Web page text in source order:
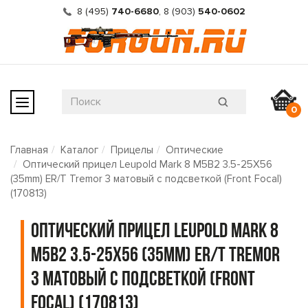
8 (495) 740-6680, 8 (903) 540-0602
0
Главная Каталог Прицелы
Оптические
Оптический прицел Leupold Mark 8 M5B2 3.5-25X56
(35mm) ER/T Tremor 3 матовый с подсветкой (Front Focal)
(170813)
Оптический прицел Leupold Mark 8
M5B2 3.5-25X56 (35mm) ER/T Tremor
3 матовый с подсветкой (Front